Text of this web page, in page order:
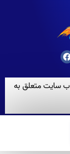
سایت متعلق به